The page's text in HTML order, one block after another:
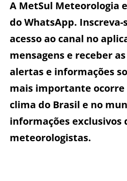
A MetSul Meteorologia
do WhatsApp. Inscreva-
acesso ao canal no
mensagens e receber
alertas e informações
mais importante ocorre
clima do Brasil e no
informações exclusivos
meteorologistas.